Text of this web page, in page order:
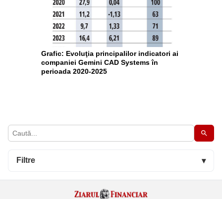
Filtre ▾
Grafic: Evoluţia principalilor indicatori ai
companiei Gemini CAD Systems în
perioada 2020-2025